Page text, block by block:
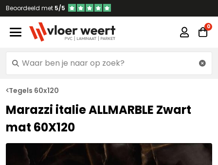
Beoordeeld met 5/5
Tegels 60x120
Marazzi italie ALLMARBLE Zwart
mat 60X120